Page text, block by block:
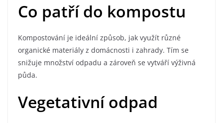
Co patří do kompostu
Kompostování je ideální způsob, jak využít různé
organické materiály z domácnosti i zahrady. Tím se
snižuje množství odpadu a zároveň se vytváří výživná
půda.
Vegetativní odpad